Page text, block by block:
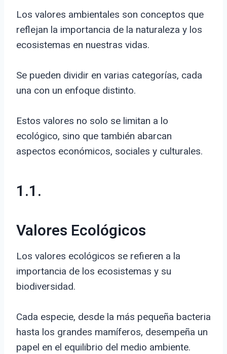
Los valores ambientales son conceptos que
reflejan la importancia de la naturaleza y los
ecosistemas en nuestras vidas.
Se pueden dividir en varias categorías, cada
una con un enfoque distinto.
Estos valores no solo se limitan a lo
ecológico, sino que también abarcan
aspectos económicos, sociales y culturales.
1.1.
Valores Ecológicos
Los valores ecológicos se refieren a la
importancia de los ecosistemas y su
biodiversidad.
Cada especie, desde la más pequeña bacteria
hasta los grandes mamíferos, desempeña un
papel en el equilibrio del medio ambiente.